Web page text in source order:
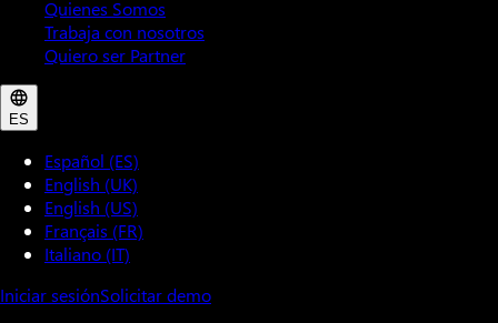
Quienes Somos
Trabaja con nosotros
Quiero ser Partner
ES
Español (ES)
English (UK)
English (US)
Français (FR)
Italiano (IT)
Iniciar sesiónSolicitar demo